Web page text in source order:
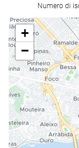
Numero di
+
−